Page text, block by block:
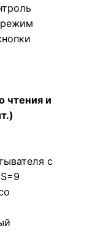
режим
чтения и
с